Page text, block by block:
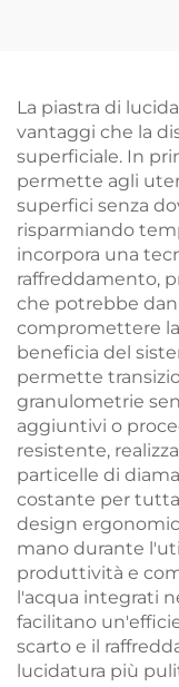
La piastra di
vantaggi che la
superficiale. In
permette agli
superfici senza
risparmiando
incorpora una
raffreddamento,
che potrebbe
compromettere
beneficia del
permette
granulometrie
aggiuntivi o
resistente,
particelle di
costante per tutta
design
mano durante
produttività e
l'acqua integrati
facilitano
scarto e il
lucidatura più